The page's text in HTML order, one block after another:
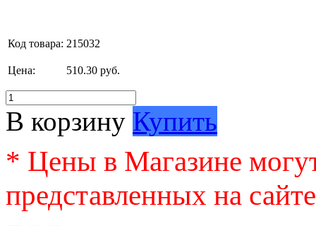
Код товара: 215032
Цена: 510.30 руб.
В корзину Купить
* Цены в Магазине
представленных на сайте